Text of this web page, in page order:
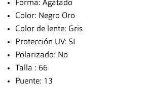
Forma: Agatado
Color: Negro Oro
Color de lente: Gris
Protección UV: SI
Polarizado: No
Talla : 66
Puente: 13